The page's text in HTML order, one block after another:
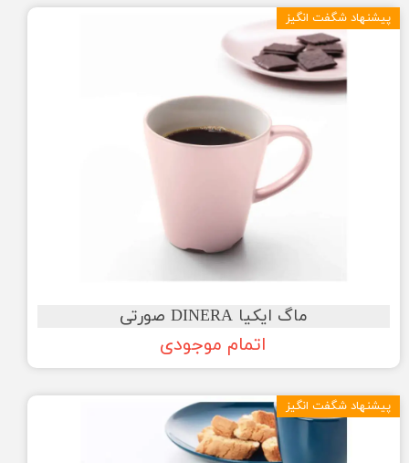
ماگ ایکیا DINERA صورتی
اتمام موجودی
پیشنهاد شگفت انگیز
پیشنهاد شگفت انگیز